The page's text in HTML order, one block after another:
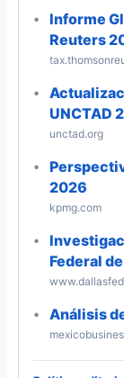
Informe
Reuters
UNCTAD
unctad.org
2026
kpmg.com
Federal
Análisis